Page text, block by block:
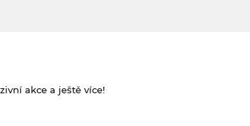
akce a ještě více!